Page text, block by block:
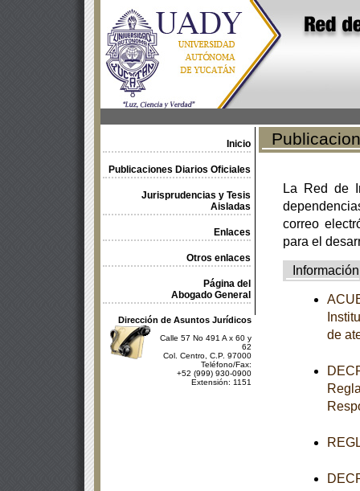
Inicio
Publicaciones Diarios Oficiales
Jurisprudencias y Tesis
Aisladas
Enlaces
Otros enlaces
Página del
Abogado General
Dirección de Asuntos Jurídicos
Calle 57 No 491 A x 60 y
62
Col. Centro, C.P. 97000
Teléfono/Fax:
+52 (999) 930-0900
Extensión: 1151
La Red de
correo
para el
Información
de